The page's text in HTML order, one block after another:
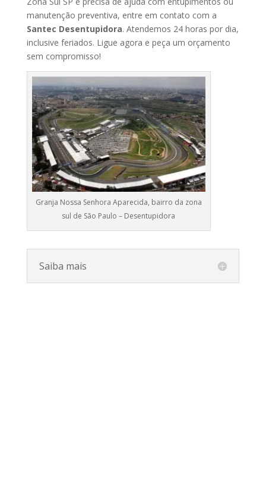
manutenção preventiva, entre em contato com a
Santec Desentupidora. Atendemos 24 horas por dia,
inclusive feriados. Ligue agora e peça um orçamento
sem compromisso!
Granja Nossa Senhora Aparecida, bairro da zona
sul de São Paulo – Desentupidora
Saiba mais